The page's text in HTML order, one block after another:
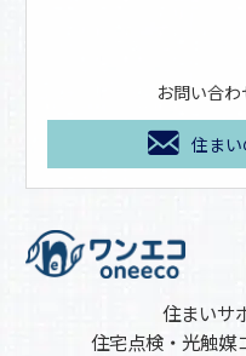
お問い合
住ま
住まいサ
住宅点検・光触媒